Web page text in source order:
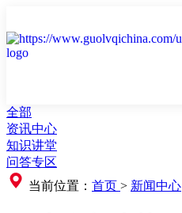
全部
资讯中心
知识讲堂
问答专区
当前位置： 首页 > 新闻中心